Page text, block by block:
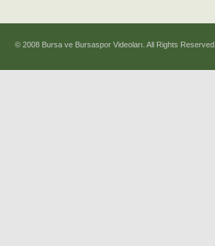
© 2008 Bursa ve Bursaspor Videoları. All Rights Reserved.